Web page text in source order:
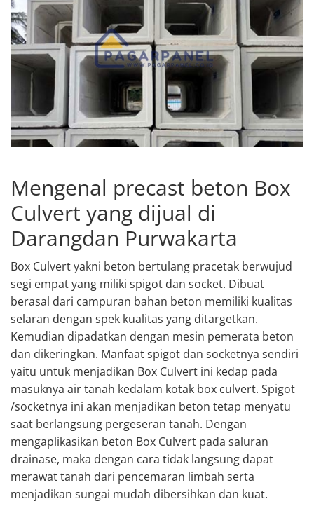
Mengenal precast beton Box
Culvert yang dijual di
Darangdan Purwakarta
Box Culvert yakni beton bertulang pracetak berwujud
segi empat yang miliki spigot dan socket. Dibuat
berasal dari campuran bahan beton memiliki kualitas
selaran dengan spek kualitas yang ditargetkan.
Kemudian dipadatkan dengan mesin pemerata beton
dan dikeringkan. Manfaat spigot dan socketnya sendiri
yaitu untuk menjadikan Box Culvert ini kedap pada
masuknya air tanah kedalam kotak box culvert. Spigot
/socketnya ini akan menjadikan beton tetap menyatu
saat berlangsung pergeseran tanah. Dengan
mengaplikasikan beton Box Culvert pada saluran
drainase, maka dengan cara tidak langsung dapat
merawat tanah dari pencemaran limbah serta
menjadikan sungai mudah dibersihkan dan kuat.